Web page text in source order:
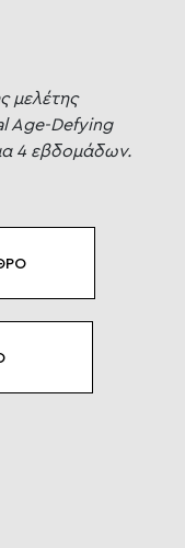
μελέτης
Age-Defying
4 εβδομάδων.